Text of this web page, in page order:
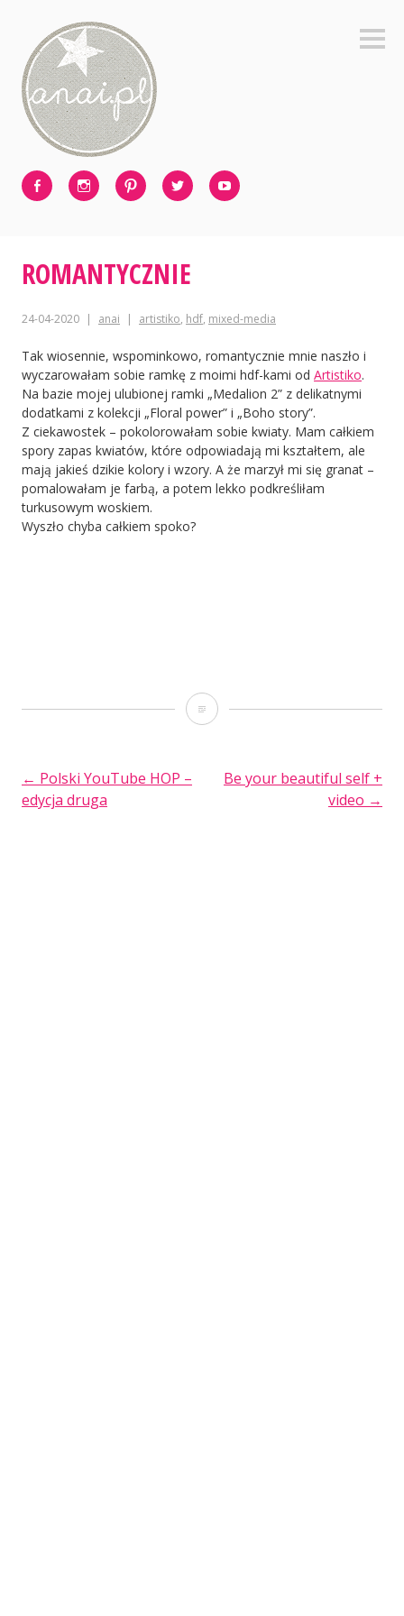
content
ROMANTYCZNIE
24-04-2020 anai artistiko, hdf, mixed-media
Tak wiosennie, wspominkowo, romantycznie mnie naszło i
wyczarowałam sobie ramkę z moimi hdf-kami od Artistiko.
Na bazie mojej ulubionej ramki „Medalion 2” z delikatnymi
dodatkami z kolekcji „Floral power” i „Boho story”.
Z ciekawostek – pokolorowałam sobie kwiaty. Mam całkiem
spory zapas kwiatów, które odpowiadają mi kształtem, ale
mają jakieś dzikie kolory i wzory. A że marzył mi się granat –
pomalowałam je farbą, a potem lekko podkreśliłam
turkusowym woskiem.
Wyszło chyba całkiem spoko?
Romantycznie
POST
← Polski YouTube HOP –
edycja druga
Be your beautiful self +
video →